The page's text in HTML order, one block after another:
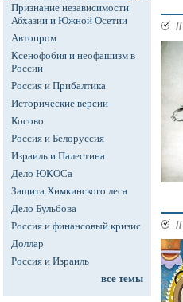
Признание независимости
Абхазии и Южной Осетии
Автопром
Ксенофобия и неофашизм в
России
Россия и Прибалтика
Исторические версии
Косово
Россия и Белоруссия
Израиль и Палестина
Дело ЮКОСа
Защита Химкинского леса
Дело Бульбова
Россия и финансовый кризис
Доллар
Россия и Израиль
все темы
//
//